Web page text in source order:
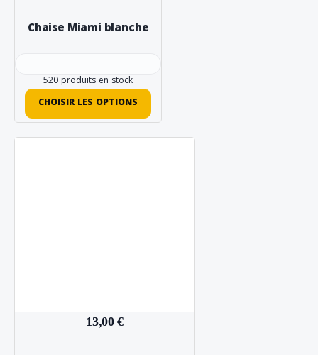
Chaise Miami blanche
520 produits en stock
CHOISIR LES OPTIONS
13,00 €